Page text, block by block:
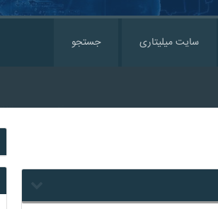
سایت میلیتاری جستجو